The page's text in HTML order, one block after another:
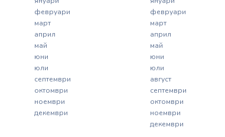
февруари
март
април
май
юни
юли
септември
октомври
ноември
декември
февруари
март
април
май
юни
юли
август
септември
октомври
ноември
декември